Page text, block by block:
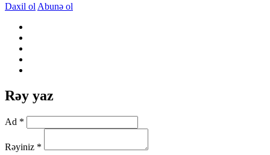
Daxil ol Abunə ol
Rəy yaz
Ad *
Rəyiniz *